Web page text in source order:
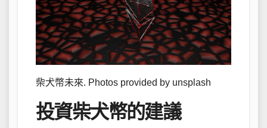
柴犬幣未來. Photos provided by unsplash
投資柴犬幣的建議